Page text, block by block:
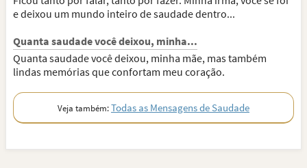
e deixou um mundo inteiro de saudade dentro...
Quanta saudade você deixou, minha...
Quanta saudade você deixou, minha mãe, mas também
lindas memórias que confortam meu coração.
Veja também:Todas as Mensagens de Saudade